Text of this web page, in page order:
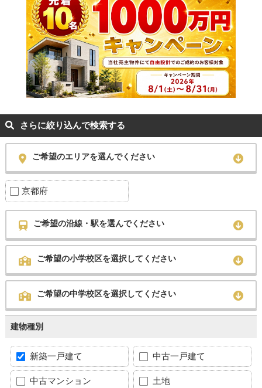
さらに絞り込んで検索する
ご希望のエリアを選んでください
京都府
ご希望の沿線・駅を選んでください
ご希望の小学校区を選択してください
ご希望の中学校区を選択してください
建物種別
新築一戸建て 中古一戸建て
中古マンション 土地